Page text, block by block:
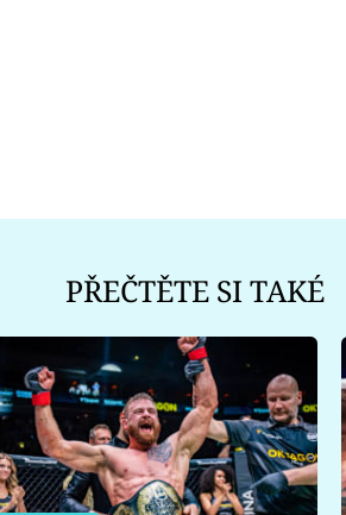
PŘEČTĚTE SI TAKÉ